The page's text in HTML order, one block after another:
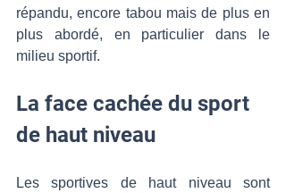
répandu, encore tabou mais de plus en
plus abordé, en particulier dans le
milieu sportif.
La face cachée du sport
de haut niveau
Les sportives de haut niveau sont